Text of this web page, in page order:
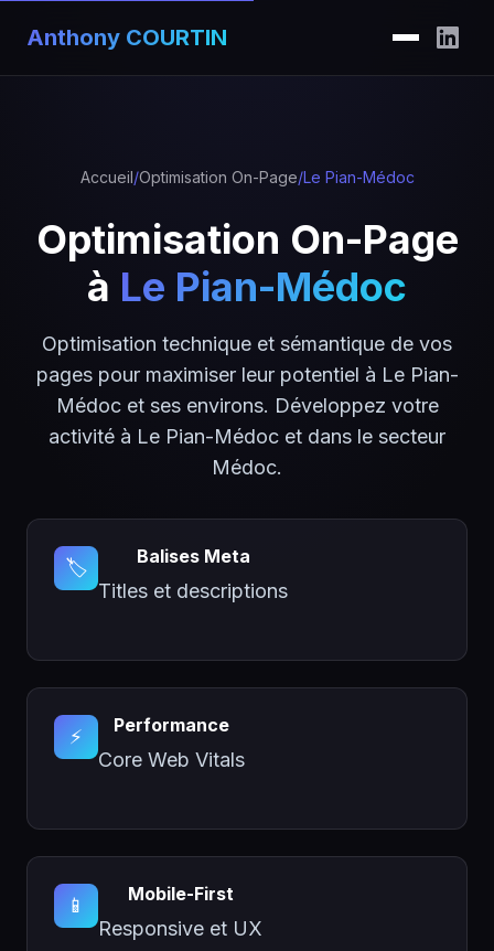
Anthony COURTIN
Accueil/Optimisation On-Page/Le Pian-Médoc
Optimisation On-Page
à Le Pian-Médoc
Optimisation technique et sémantique de vos
pages pour maximiser leur potentiel à Le Pian-
Médoc et ses environs. Développez votre
activité à Le Pian-Médoc et dans le secteur
Médoc.
🏷️ Balises Meta
Titles et descriptions
⚡ Performance
Core Web Vitals
📱 Mobile-First
Responsive et UX